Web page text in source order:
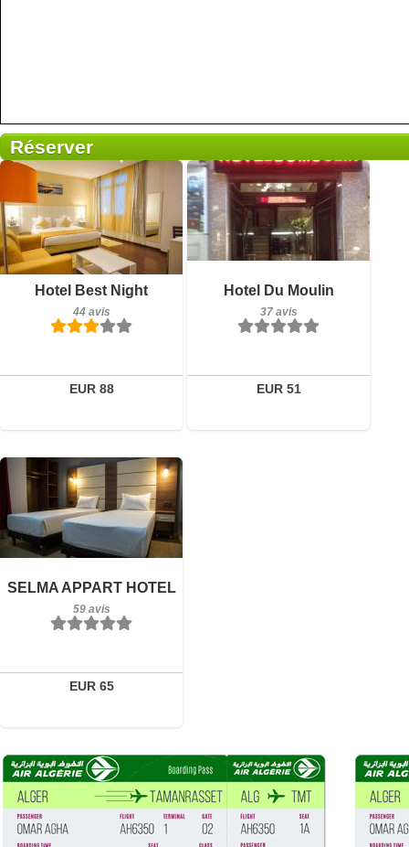
Réserver
Hotel Best Night
44 avis
EUR 88
Réserver
Hotel Du Moulin
37 avis
EUR 51
Réserver
SELMA APPART HOTEL
59 avis
EUR 65
Petit-déjeuner inclus
59 avis
Réserver